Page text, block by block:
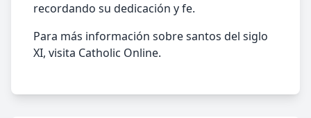
recordando su dedicación y fe.
Para más información sobre santos del siglo
XI, visita Catholic Online.